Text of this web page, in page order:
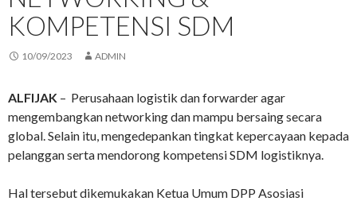
KOMPETENSI SDM
10/09/2023 ADMIN
ALFIJAK – Perusahaan logistik dan forwarder agar
mengembangkan networking dan mampu bersaing secara
global. Selain itu, mengedepankan tingkat kepercayaan kepada
pelanggan serta mendorong kompetensi SDM logistiknya.
Hal tersebut dikemukakan Ketua Umum DPP Asosiasi